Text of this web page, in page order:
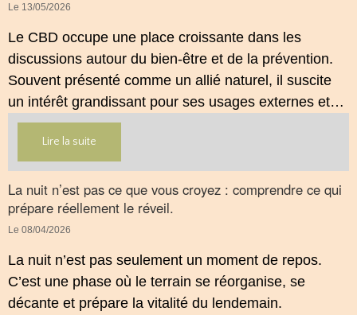
Le 13/05/2026
Le CBD occupe une place croissante dans les
discussions autour du bien‑être et de la prévention.
Souvent présenté comme un allié naturel, il suscite
un intérêt grandissant pour ses usages externes et
son interaction avec le système endocannabinoïde.
Cet article propose une mise au point claire, moderne
et conforme à la réglementation française de 2026.
Lire la suite
La nuit n’est pas ce que vous croyez : comprendre ce qui
prépare réellement le réveil.
Le 08/04/2026
La nuit n’est pas seulement un moment de repos.
C’est une phase où le terrain se réorganise, se
décante et prépare la vitalité du lendemain.